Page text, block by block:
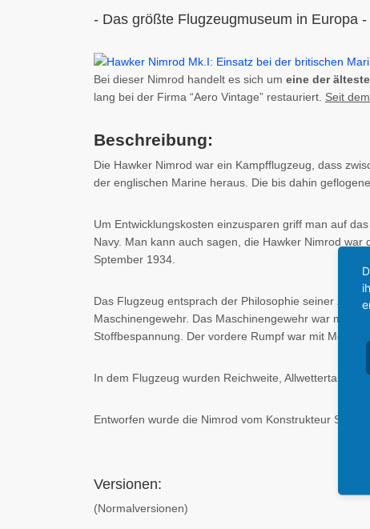
- Das größte Flugzeugmuseum in Europa -
Bei dieser Nimrod handelt es sich um eine der
lang bei der Firma “Aero Vintage” restauriert. Seit
Beschreibung:
Die Hawker Nimrod war ein Kampfflugzeug, dass
der englischen Marine heraus. Die bis dahin
Um Entwicklungskosten einzusparen griff man auf
Navy. Man kann auch sagen, die Hawker Nimrod
Sptember 1934.
Das Flugzeug entsprach der Philosophie seiner Zeit
Maschinengewehr. Das Maschinengewehr war mit
Stoffbespannung. Der vordere Rumpf war mit Metall
In dem Flugzeug wurden Reichweite,
Entworfen wurde die Nimrod vom Konstrukteur
Versionen:
(Normalversionen)